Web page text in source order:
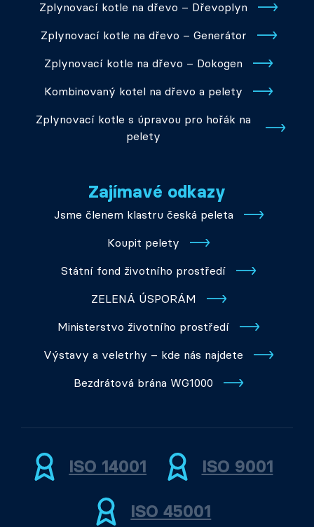
Zplynovací kotle na dřevo – Dřevoplyn
Zplynovací kotle na dřevo – Generátor
Zplynovací kotle na dřevo – Dokogen
Kombinovaný kotel na dřevo a pelety
Zplynovací kotle s úpravou pro hořák na
pelety
Zajímavé odkazy
Jsme členem klastru česká peleta
Koupit pelety
Státní fond životního prostředí
ZELENÁ ÚSPORÁM
Ministerstvo životního prostředí
Výstavy a veletrhy – kde nás najdete
Bezdrátová brána WG1000
ISO 14001 ISO 9001
ISO 45001